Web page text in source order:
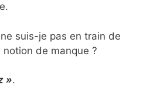
suis-je pas en train de
de manque ?
».